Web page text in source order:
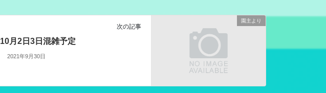
園主より
次の記事
10月2日3日混雑予定
2021年9月30日